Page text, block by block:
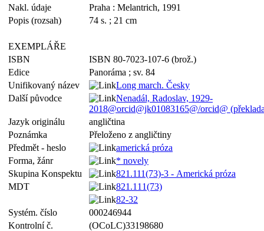
Nakl. údaje
Praha : Melantrich, 1991
Popis (rozsah)
74 s. ; 21 cm
EXEMPLÁŘE
ISBN
ISBN 80-7023-107-6 (brož.)
Edice
Panoráma ; sv. 84
Unifikovaný název
Long march. Česky
Další původce
Nenadál, Radoslav, 1929-
2018@orcid@jk01083165@/orcid@
Jazyk originálu
angličtina
Poznámka
Přeloženo z angličtiny
Předmět - heslo
americká próza
Forma, žánr
* novely
Skupina Konspektu
821.111(73)-3 - Americká próza
MDT
821.111(73)
82-32
Systém. číslo
000246944
Kontrolní č.
(OCoLC)33198680